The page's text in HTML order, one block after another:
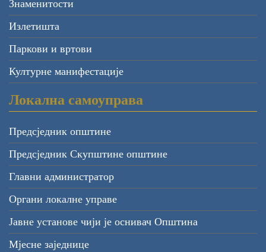
Знаменитости
Излетишта
Паркови и вртови
Културне манифестације
Локална самоуправа
Предсједник општине
Предсједник Скупштине општине
Главни администратор
Органи локалне управе
Јавне установе чији је оснивач Општина
Мјесне заједнице